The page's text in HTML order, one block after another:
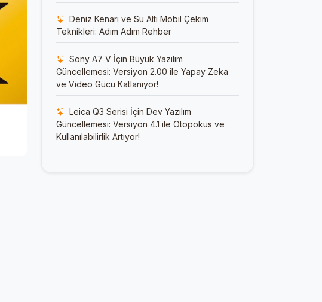
Deniz Kenarı ve Su Altı Mobil Çekim
Teknikleri: Adım Adım Rehber
Sony A7 V İçin Büyük Yazılım
Güncellemesi: Versiyon 2.00 ile Yapay Zeka
ve Video Gücü Katlanıyor!
Leica Q3 Serisi İçin Dev Yazılım
Güncellemesi: Versiyon 4.1 ile Otopokus ve
Kullanılabilirlik Artıyor!